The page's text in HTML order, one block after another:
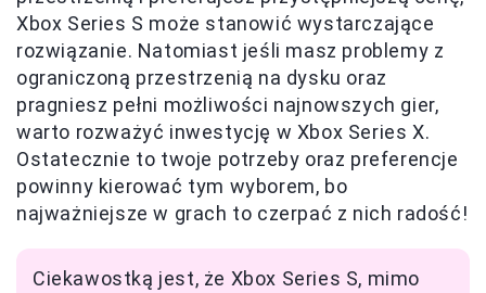
Xbox Series S może stanowić wystarczające
rozwiązanie. Natomiast jeśli masz problemy z
ograniczoną przestrzenią na dysku oraz
pragniesz pełni możliwości najnowszych gier,
warto rozważyć inwestycję w Xbox Series X.
Ostatecznie to twoje potrzeby oraz preferencje
powinny kierować tym wyborem, bo
najważniejsze w grach to czerpać z nich radość!
Ciekawostką jest, że Xbox Series S, mimo